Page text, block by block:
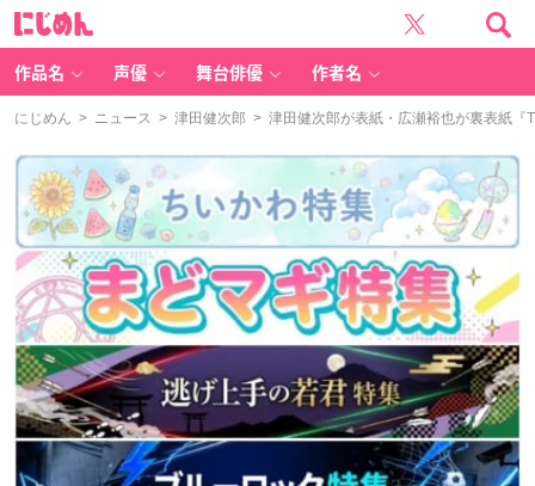
作品名 声優 舞台俳優 作者名
にじめん > ニュース > 津田健次郎 > 津田健次郎が表紙・広瀬裕也が裏表紙『